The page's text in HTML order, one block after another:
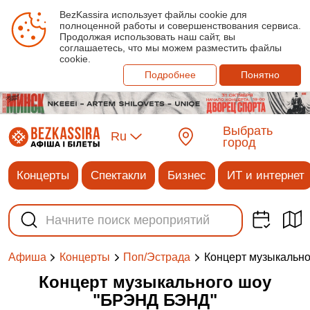
BezKassira использует файлы cookie для
полноценной работы и совершенствования сервиса.
Продолжая использовать наш сайт, вы
соглашаетесь, что мы можем разместить файлы
cookie.
Подробнее
Понятно
Ru
Выбрать
город
Концерты Спектакли Бизнес ИТ и интернет
Афиша Концерты Поп/Эстрада Концерт
Концерт музыкального шоу
"БРЭНД БЭНД"